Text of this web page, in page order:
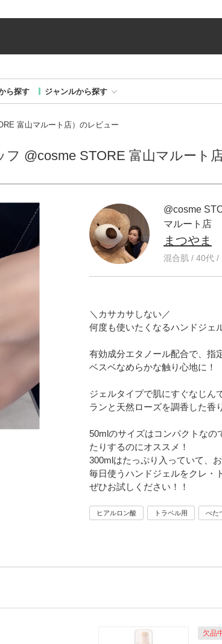
ら探す ジャンルから探す
富山マルート店）のレビュー
@cosme STORE 富山マルート
@cosme
マルート店
まつやま
混合肌 / 40代 /
＼カサカサしない／
何度も使いたくなるハンドジェ
有効成分エタノール配合で、指
ベスベなめらかな触り心地に！
ジェルタイプで肌にすぐなじん
ランと天然ローズを調香した
50mlのサイズはコンパクトなの
たりするのにオススメ！
300mlはたっぷり入っていて、
毎日使うハンドジェルをクレ・
ぜひお試しください！！
ヒアルロン酸 トラベル用 べた
欠品